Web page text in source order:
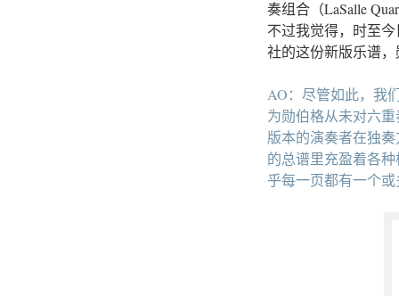
奏组合（LaSalle
不过我觉得，时至
社的这份新版乐谱
AO：尽管如此，我
为勋伯格从未对六
版本的演奏者在独
的总谱里充盈着各
乎每一页都有一个